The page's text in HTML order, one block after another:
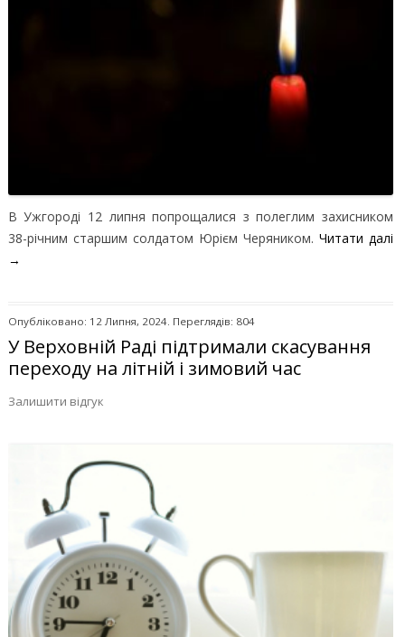
В Ужгороді 12 липня попрощалися з полеглим захисником
38-річним старшим солдатом Юрієм Черяником. Читати далі
→
Опубліковано: 12 Липня, 2024. Переглядів: 804
У Верховній Раді підтримали скасування
переходу на літній і зимовий час
Залишити відгук